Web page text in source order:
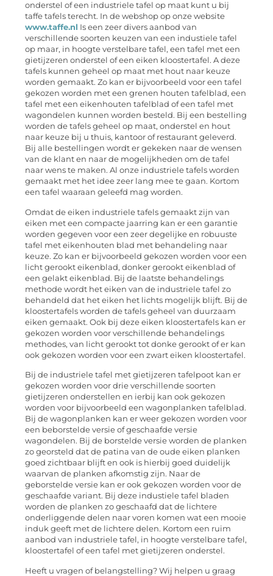
onderstel of een industriele tafel op maat kunt u bij
taffe tafels terecht. In de webshop op onze website
www.taffe.nl Is een zeer divers aanbod van
verschillende soorten keuzen van een industiele tafel
op maar, in hoogte verstelbare tafel, een tafel met een
gietijzeren onderstel of een eiken kloostertafel. A deze
tafels kunnen geheel op maat met hout naar keuze
worden gemaakt. Zo kan er bijvoorbeeld voor een tafel
gekozen worden met een grenen houten tafelblad, een
tafel met een eikenhouten tafelblad of een tafel met
wagondelen kunnen worden besteld. Bij een bestelling
worden de tafels geheel op maat, onderstel en hout
naar keuze bij u thuis, kantoor of restaurant geleverd.
Bij alle bestellingen wordt er gekeken naar de wensen
van de klant en naar de mogelijkheden om de tafel
naar wens te maken. Al onze industriele tafels worden
gemaakt met het idee zeer lang mee te gaan. Kortom
een tafel waaraan geleefd mag worden.
Omdat de eiken industriele tafels gemaakt zijn van
eiken met een compacte jaarring kan er een garantie
worden gegeven voor een zeer degelijke en robuuste
tafel met eikenhouten blad met behandeling naar
keuze. Zo kan er bijvoorbeeld gekozen worden voor een
licht gerookt eikenblad, donker gerookt eikenblad of
een gelakt eikenblad. Bij de laatste behandelings
methode wordt het eiken van de industriele tafel zo
behandeld dat het eiken het lichts mogelijk blijft. Bij de
kloostertafels worden de tafels geheel van duurzaam
eiken gemaakt. Ook bij deze eiken kloostertafels kan er
gekozen worden voor verschillende behandelings
methodes, van licht gerookt tot donke gerookt of er kan
ook gekozen worden voor een zwart eiken kloostertafel.
Bij de industriele tafel met gietijzeren tafelpoot kan er
gekozen worden voor drie verschillende soorten
gietijzeren onderstellen en ierbij kan ook gekozen
worden voor bijvoorbeeld een wagonplanken tafelblad.
Bij de wagonplanken kan er weer gekozen worden voor
een beborstelde versie of geschaafde versie
wagondelen. Bij de borstelde versie worden de planken
zo georsteld dat de patina van de oude eiken planken
goed zichtbaar blijft en ook is hierbij goed duidelijk
waarvan de planken afkomstig zijn. Naar de
geborstelde versie kan er ook gekozen worden voor de
geschaafde variant. Bij deze industiele tafel bladen
worden de planken zo geschaafd dat de lichtere
onderliggende delen naar voren komen wat een mooie
induk geeft met de lichtere delen. Kortom een ruim
aanbod van industriele tafel, in hoogte verstelbare tafel,
kloostertafel of een tafel met gietijzeren onderstel.
Heeft u vragen of belangstelling? Wij helpen u graag